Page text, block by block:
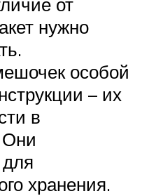
нужно
особой
– их
в
Они
хранения.